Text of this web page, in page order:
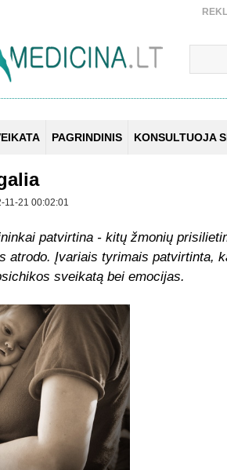
PAGRINDINIS KONSULTUOJA
11-21 00:02:01
patvirtina - kitų žmonių
atrodo. Įvariais tyrimais patvirtinta,
sveikatą bei emocijas.